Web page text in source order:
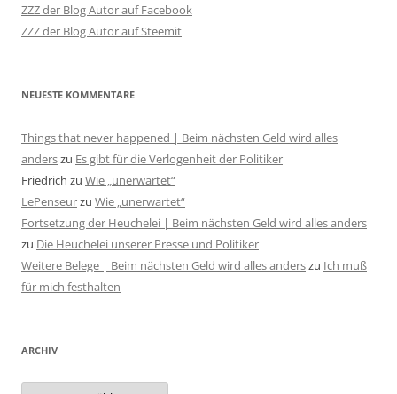
ZZZ der Blog Autor auf Facebook
ZZZ der Blog Autor auf Steemit
NEUESTE KOMMENTARE
Things that never happened | Beim nächsten Geld wird alles
anderszu Es gibt für die Verlogenheit der Politiker
Friedrich zu Wie „unerwartet“
LePenseurzu Wie „unerwartet“
Fortsetzung der Heuchelei | Beim nächsten Geld wird alles anders
zu Die Heuchelei unserer Presse und Politiker
Weitere Belege | Beim nächsten Geld wird alles anderszu Ich muß
für mich festhalten
ARCHIV
Archiv